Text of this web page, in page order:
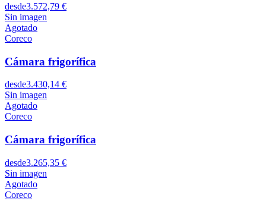
desde3.572,79 €
Sin imagen
Agotado
Coreco
Cámara frigorífica
desde3.430,14 €
Sin imagen
Agotado
Coreco
Cámara frigorífica
desde3.265,35 €
Sin imagen
Agotado
Coreco